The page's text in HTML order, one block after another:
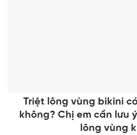
Triệt lông vùng bikini
không? Chị em cần lưu
lông vùng